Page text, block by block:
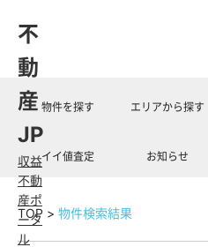
不
動
産
JP
収益
不動
産ポ
ータ
ル
物件を探す エリアから探す
イイ値査定 お知らせ
TOP 物件検索結果